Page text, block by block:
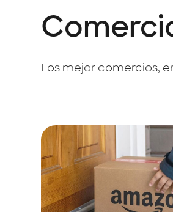
Los mejor comercios,